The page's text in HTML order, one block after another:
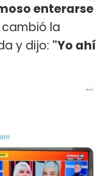
enterarse
cambió la
y dijo: "Yo ahí